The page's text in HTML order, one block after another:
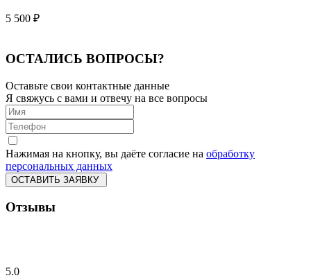
5 500 ₽
ОСТАЛИСЬ ВОПРОСЫ?
Оставьте свои контактные данные
Я свяжусь с вами и отвечу на все вопросы
Нажимая на кнопку, вы даёте согласие на обработку
персональных данных
ОСТАВИТЬ ЗАЯВКУ
Отзывы
5.0